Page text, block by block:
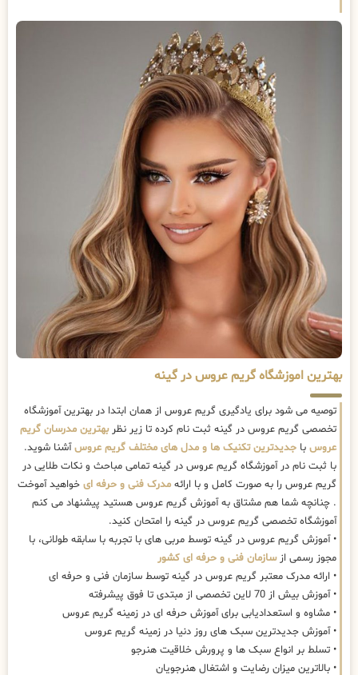
بهترین اموزشگاه گریم عروس در گینه
توصیه می شود برای یادگیری گریم عروس از همان ابتدا در بهترین آموزشگاه
تخصصی گریم عروس در گینه ثبت نام کرده تا زیر نظربهترین مدرسان گریم
عروس با جدیدترین تکنیک ها و مدل های مختلف گریم عروسآشنا شوید.
با ثبت نام در آموزشگاه گریم عروس در گینه تمامی مباحث و نکات طلایی در
گریم عروس را به صورت کامل و با ارائه مدرک فنی و حرفه ای خواهید آموخت
. چنانچه شما هم مشتاق به آموزش گریم عروس هستید پیشنهاد می کنم
آموزشگاه تخصصی گریم عروس در گینه را امتحان کنید.
• آموزش گریم عروس در گینه توسط مربی های با تجربه با سابقه طولانی، با
مجوز رسمی ازسازمان فنی و حرفه ای کشور
• ارائه مدرک معتبر گریم عروس در گینه توسط سازمان فنی و حرفه ای
• آموزش بیش از 70 لاین تخصصی از مبتدی تا فوق پیشرفته
• مشاوه و استعدادیابی برای آموزش حرفه ای در زمینه گریم عروس
• آموزش جدیدترین سبک های روز دنیا در زمینه گریم عروس
• تسلط بر انواع سبک ها و پرورش خلاقیت هنرجو
• بالاترین میزان رضایت و اشتغال هنرجویان